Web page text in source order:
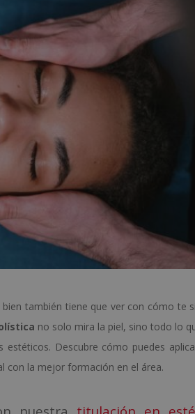
también tiene que ver con cómo te
no solo mira la piel, sino todo lo
Descubre cómo puedes
con la mejor formación en el área.